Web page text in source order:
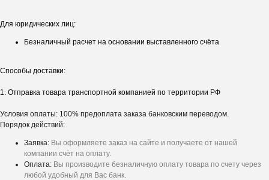
Для юридических лиц:
Безналичный расчет на основании выставленного счёта
Способы доставки:
1. Отправка товара транспортной компанией по территории РФ
Условия оплаты: 100% предоплата заказа банковским переводом.
Порядок действий:
Заявка: Вы оформляете заказ на сайте и получаете от нашей
компании счёт на оплату.
Оплата: Вы производите безналичную оплату товара по счету через
любой удобный для Вас банк.